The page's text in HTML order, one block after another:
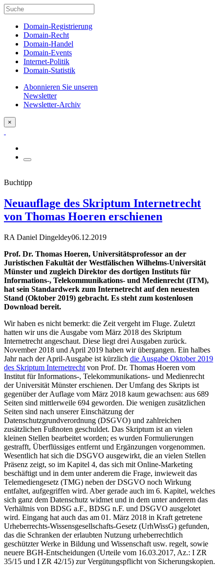
Domain-Registrierung
Domain-Recht
Domain-Handel
Domain-Events
Internet-Politik
Domain-Statistik
Abonnieren Sie unseren
Newsletter
Newsletter-Archiv
×
Buchtipp
Neuauflage des Skriptum Internetrecht
von Thomas Hoeren erschienen
RA Daniel Dingeldey06.12.2019
Prof. Dr. Thomas Hoeren, Universitätsprofessor an der
Juristischen Fakultät der Westfälischen Wilhelms-Universität
Münster und zugleich Direktor des dortigen Instituts für
Informations-, Telekommunikations- und Medienrecht (ITM),
hat sein Standardwerk zum Internetrecht auf den neuesten
Stand (Oktober 2019) gebracht. Es steht zum kostenlosen
Download bereit.
Wir haben es nicht bemerkt: die Zeit vergeht im Fluge. Zuletzt
hatten wir uns die Ausgabe vom März 2018 des Skriptum
Internetrecht angeschaut. Diese liegt drei Ausgaben zurück.
November 2018 und April 2019 haben wir übergangen. Ein halbes
Jahr nach der April-Ausgabe ist kürzlich die Ausgabe Oktober 2019
des Skriptum Internetrecht von Prof. Dr. Thomas Hoeren vom
Institut für Informations-, Telekommunikations- und Medienrecht
der Universität Münster erschienen. Der Umfang des Skripts ist
gegenüber der Auflage vom März 2018 kaum gewachsen: aus 689
Seiten sind mittlerweile 694 geworden. Die wenigen zusätzlichen
Seiten sind nach unserer Einschätzung der
Datenschutzgrundverordnung (DSGVO) und zahlreichen
zusätzlichen Fußnoten geschuldet. Das Skriptum ist an vielen
kleinen Stellen bearbeitet worden; es wurden Formulierungen
gestrafft, Überflüssiges entfernt und Ergänzungen vorgenommen.
Wesentlich hat sich die DSGVO ausgewirkt, die an vielen Stellen
Präsenz zeigt, so im Kapitel 4, das sich mit Online-Marketing
beschäftigt und in dem unter anderem die Frage, inwieweit das
Telemediengesetz (TMG) neben der DSGVO noch Wirkung
entfaltet, aufgegriffen wird. Aber gerade auch im 6. Kapitel, welches
sich ganz dem Datenschutz widmet und in dem unter anderem das
Verhältnis von BDSG a.F., BDSG n.F. und DSGVO ausgelotet
wird. Eingang hat auch das am 01. März 2018 in Kraft getretene
Urheberrechts-Wissensgesellschafts-Gesetz (UrhWissG) gefunden,
das die Schranken der erlaubten Nutzung urheberrechtlich
geschützter Werke in Bildung und Wissenschaft usw. regelt, sowie
neuere BGH-Entscheidungen (Urteile vom 16.03.2017, Az.: I ZR
35/15 und I ZR 42/15) zur Vergütungspflicht von Sicherungskopien.